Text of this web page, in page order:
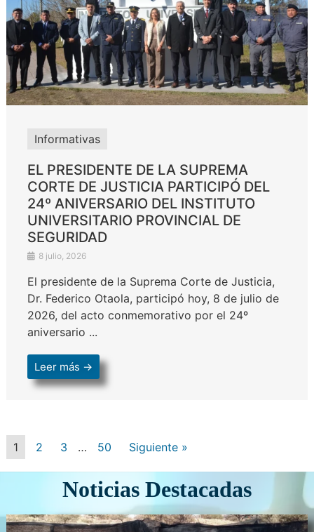
Informativas
EL PRESIDENTE DE LA SUPREMA
CORTE DE JUSTICIA PARTICIPÓ DEL
24º ANIVERSARIO DEL INSTITUTO
UNIVERSITARIO PROVINCIAL DE
SEGURIDAD
8 julio, 2026
El presidente de la Suprema Corte de Justicia,
Dr. Federico Otaola, participó hoy, 8 de julio de
2026, del acto conmemorativo por el 24º
aniversario ...
Leer más →
1 2 3 … 50 Siguiente »
Noticias Destacadas